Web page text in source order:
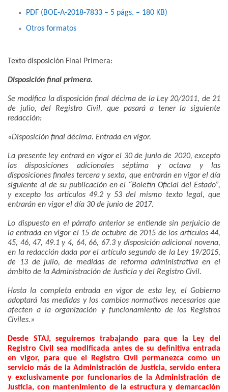
PDF (BOE-A-2018-7833 – 5 págs. – 180 KB)
Otros formatos
Texto disposición Final Primera:
Disposición final primera.
Se modifica la disposición final décima de la Ley 20/2011, de 21
de julio, del Registro Civil, que pasará a tener la siguiente
redacción:
«Disposición final décima. Entrada en vigor.
La presente ley entrará en vigor el 30 de junio de 2020, excepto
las disposiciones adicionales séptima y octava y las
disposiciones finales tercera y sexta, que entrarán en vigor el día
siguiente al de su publicación en el “Boletín Oficial del Estado”,
y excepto los artículos 49.2 y 53 del mismo texto legal, que
entrarán en vigor el día 30 de junio de 2017.
Lo dispuesto en el párrafo anterior se entiende sin perjuicio de
la entrada en vigor el 15 de octubre de 2015 de los artículos 44,
45, 46, 47, 49.1 y 4, 64, 66, 67.3 y disposición adicional novena,
en la redacción dada por el artículo segundo de la Ley 19/2015,
de 13 de julio, de medidas de reforma administrativa en el
ámbito de la Administración de Justicia y del Registro Civil.
Hasta la completa entrada en vigor de esta ley, el Gobierno
adoptará las medidas y los cambios normativos necesarios que
afecten a la organización y funcionamiento de los Registros
Civiles.»
Desde STAJ, seguiremos trabajando para que la Ley del
Registro Civil sea modificada antes de su definitiva entrada
en vigor, para que el Registro Civil permanezca como un
servicio más de la Administración de Justicia, servido entera
y exclusivamente por funcionarios de la Administración de
Justicia, con mantenimiento de la estructura y demarcación